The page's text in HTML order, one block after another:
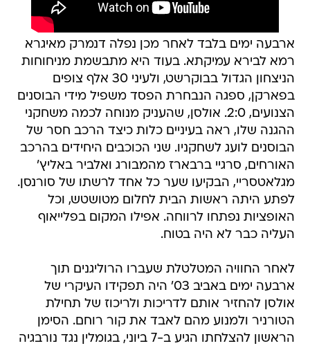
ארבעה ימים בלבד לאחר מכן נפלה דנמרק מאיגרא
רמא לבירא עמיקתא. בעוד היא מתבשמת מניחוחות
הניצחון הגדול בבוקרשט, ולעיני 30 אלף צופים
בפארקן, ספגה הנבחרת הפסד משפיל מידי הבוסנים
הצנועים, 2:0. אולסן, שהעניק מנוחה לכמה משחקני
ההגנה שלו, ראה בעיניים כלות כיצד הרכב חסר של
הבוסנים לועג לשחקניו. שני הכוכבים היחידים בהרכב
האורחים, סרגיי ברבארז מהמבורג ואלביר באליץ'
מגלאטסריי, הבקיעו שער כל אחד לרשתו של סורנסן.
לפתע היתה ראשות הבית לחלום מטושטש, וכל
האופציות נפתחו לרווחה. אפילו המקום בפלייאוף
העליה כבר לא היה בטוח.
לאחר החוויה המטלטלת שעברו הרוליגנים תוך
ארבעה ימים באביב 03' היה תפקידו העיקרי של
אולסן להחזיר אותם לדריכות ולריכוז של תחילת
הטורניר ולמנוע מהם לאבד את קור רוחם. הסימן
הראשון להצלחתו הגיע ב-7 ביוני, בגומלין נגד נורבגיה